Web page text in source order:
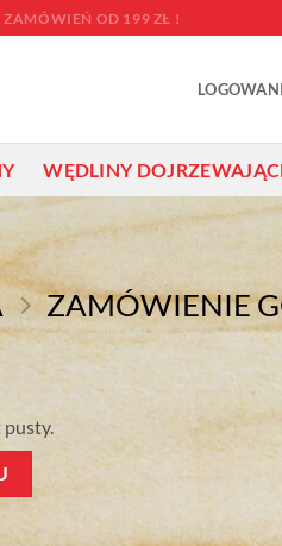
ZAMÓWIEŃ OD 199 ZŁ !
WĘDLINY
ZAMÓWIENIE
pusty.